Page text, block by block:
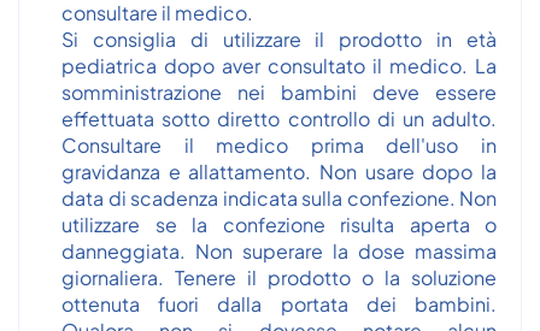
consultare il medico.
Si consiglia di utilizzare il prodotto in età
pediatrica dopo aver consultato il medico. La
somministrazione nei bambini deve essere
effettuata sotto diretto controllo di un adulto.
Consultare il medico prima dell'uso in
gravidanza e allattamento. Non usare dopo la
data di scadenza indicata sulla confezione. Non
utilizzare se la confezione risulta aperta o
danneggiata. Non superare la dose massima
giornaliera. Tenere il prodotto o la soluzione
ottenuta fuori dalla portata dei bambini.